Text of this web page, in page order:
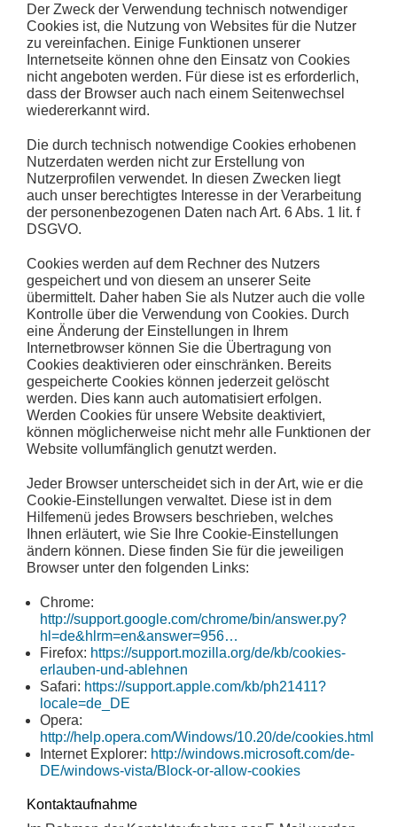
Der Zweck der Verwendung technisch notwendiger
Cookies ist, die Nutzung von Websites für die Nutzer
zu vereinfachen. Einige Funktionen unserer
Internetseite können ohne den Einsatz von Cookies
nicht angeboten werden. Für diese ist es erforderlich,
dass der Browser auch nach einem Seitenwechsel
wiedererkannt wird.
Die durch technisch notwendige Cookies erhobenen
Nutzerdaten werden nicht zur Erstellung von
Nutzerprofilen verwendet. In diesen Zwecken liegt
auch unser berechtigtes Interesse in der Verarbeitung
der personenbezogenen Daten nach Art. 6 Abs. 1 lit. f
DSGVO.
Cookies werden auf dem Rechner des Nutzers
gespeichert und von diesem an unserer Seite
übermittelt. Daher haben Sie als Nutzer auch die volle
Kontrolle über die Verwendung von Cookies. Durch
eine Änderung der Einstellungen in Ihrem
Internetbrowser können Sie die Übertragung von
Cookies deaktivieren oder einschränken. Bereits
gespeicherte Cookies können jederzeit gelöscht
werden. Dies kann auch automatisiert erfolgen.
Werden Cookies für unsere Website deaktiviert,
können möglicherweise nicht mehr alle Funktionen der
Website vollumfänglich genutzt werden.
Jeder Browser unterscheidet sich in der Art, wie er die
Cookie-Einstellungen verwaltet. Diese ist in dem
Hilfemenü jedes Browsers beschrieben, welches
Ihnen erläutert, wie Sie Ihre Cookie-Einstellungen
ändern können. Diese finden Sie für die jeweiligen
Browser unter den folgenden Links:
Chrome:
http://support.google.com/chrome/bin/answer.py?
hl=de&hlrm=en&answer=956…
Firefox: https://support.mozilla.org/de/kb/cookies-
erlauben-und-ablehnen
Safari: https://support.apple.com/kb/ph21411?
locale=de_DE
Opera:
http://help.opera.com/Windows/10.20/de/cookies.html
Internet Explorer: http://windows.microsoft.com/de-
DE/windows-vista/Block-or-allow-cookies
Kontaktaufnahme